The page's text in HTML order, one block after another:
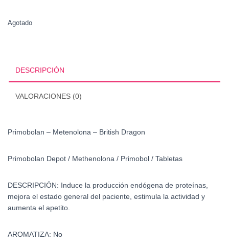
Agotado
DESCRIPCIÓN
VALORACIONES (0)
Primobolan – Metenolona – British Dragon
Primobolan Depot / Methenolona / Primobol / Tabletas
DESCRIPCIÓN: Induce la producción endógena de proteínas,
mejora el estado general del paciente, estimula la actividad y
aumenta el apetito
AROMATIZA: No